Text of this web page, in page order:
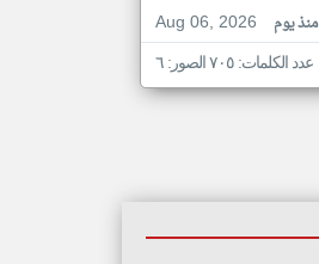
Aug 06, 2026
منذ يوم
عدد الكلمات: ٧٠٥ الصور: ٦